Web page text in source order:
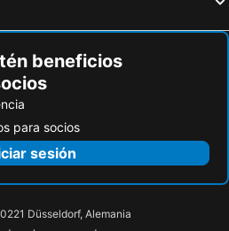
beneficios
para socios
sesión
Düsseldorf, Alemania